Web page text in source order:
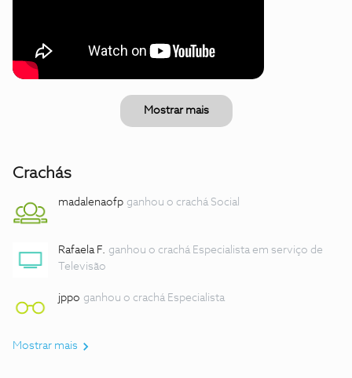
Mostrar mais
Crachás
madalenaofp ganhou o crachá Social
Rafaela F. ganhou o crachá Especialista em serviço de
Televisão
jppo ganhou o crachá Especialista
Mostrar mais